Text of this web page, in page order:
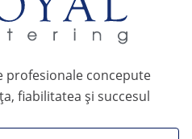
profesionale concepute
fiabilitatea și succesul